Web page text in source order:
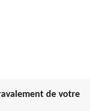
de votre